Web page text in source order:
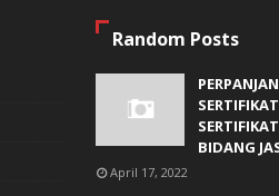
Random Posts
BIDANG
April 17, 2022